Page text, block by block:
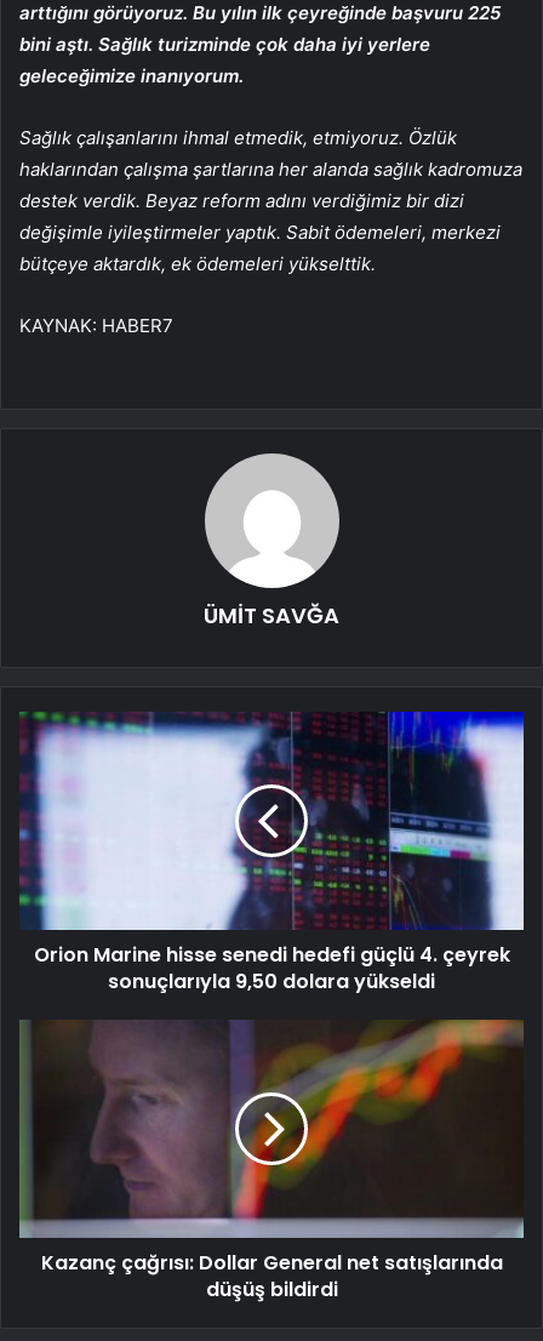
arttığını görüyoruz. Bu yılın ilk çeyreğinde başvuru 225
bini aştı. Sağlık turizminde çok daha iyi yerlere
geleceğimize inanıyorum.
Sağlık çalışanlarını ihmal etmedik, etmiyoruz. Özlük
haklarından çalışma şartlarına her alanda sağlık kadromuza
destek verdik. Beyaz reform adını verdiğimiz bir dizi
değişimle iyileştirmeler yaptık. Sabit ödemeleri, merkezi
bütçeye aktardık, ek ödemeleri yükselttik.
KAYNAK: HABER7
ÜMİT SAVĞA
Orion Marine hisse senedi hedefi güçlü 4. çeyrek
sonuçlarıyla 9,50 dolara yükseldi
Kazanç çağrısı: Dollar General net satışlarında
düşüş bildirdi